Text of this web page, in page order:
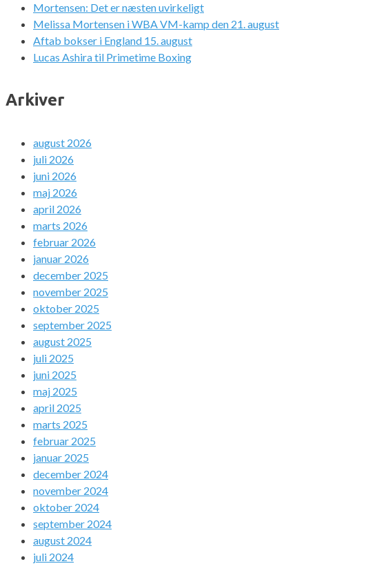
Mortensen: Det er næsten uvirkeligt
Melissa Mortensen i WBA VM-kamp den 21. august
Aftab bokser i England 15. august
Lucas Ashira til Primetime Boxing
Arkiver
august 2026
juli 2026
juni 2026
maj 2026
april 2026
marts 2026
februar 2026
januar 2026
december 2025
november 2025
oktober 2025
september 2025
august 2025
juli 2025
juni 2025
maj 2025
april 2025
marts 2025
februar 2025
januar 2025
december 2024
november 2024
oktober 2024
september 2024
august 2024
juli 2024